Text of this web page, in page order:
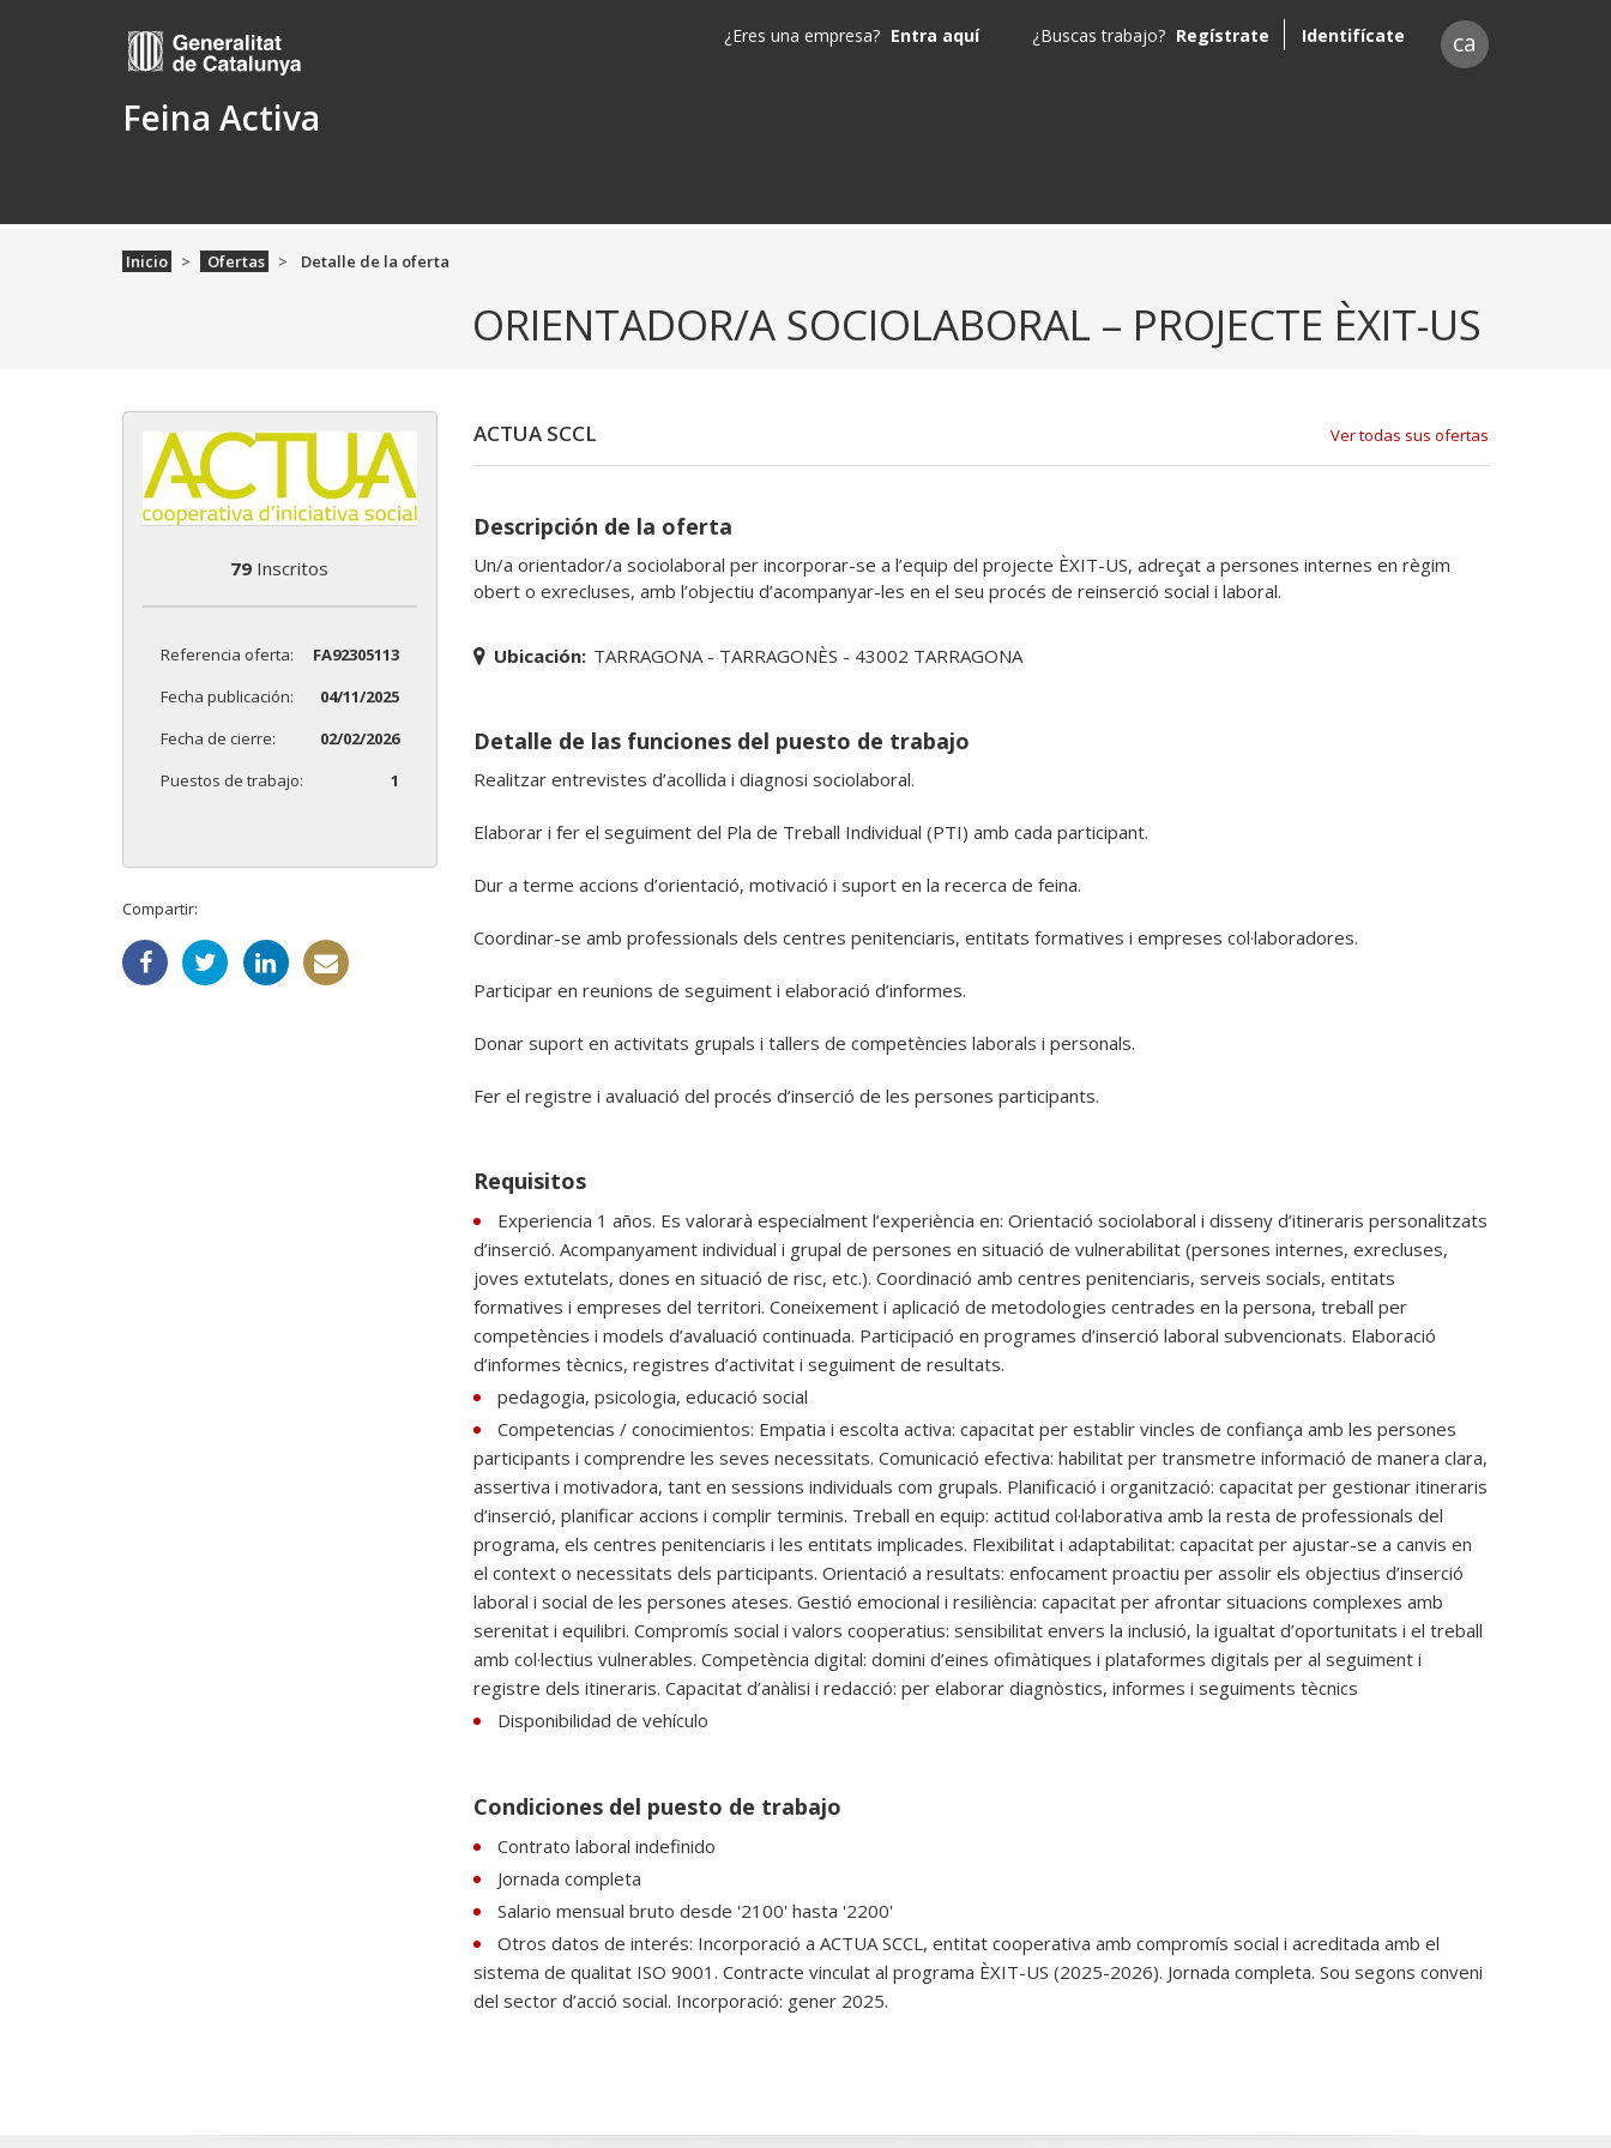
Feina Activa
¿Eres una empresa? Entra aquí ¿Buscas trabajo? Regístrate Identifícate ca
Inicio Ofertas Detalle de la oferta
ORIENTADOR/A SOCIOLABORAL – PROJECTE ÈXIT-US
79 Inscritos
Referencia oferta:
FA92305113
Fecha publicación:
04/11/2025
Fecha de cierre:
02/02/2026
Puestos de trabajo:
1
Compartir:
ACTUA SCCL Ver todas sus ofertas
Descripción de la oferta
Un/a orientador/a sociolaboral per incorporar-se a l’equip del projecte ÈXIT-US, adreçat a persones internes en règim
obert o exrecluses, amb l’objectiu d’acompanyar-les en el seu procés de reinserció social i laboral.
Ubicación: TARRAGONA - TARRAGONÈS - 43002 TARRAGONA
Detalle de las funciones del puesto de trabajo
Realitzar entrevistes d’acollida i diagnosi sociolaboral.
Elaborar i fer el seguiment del Pla de Treball Individual (PTI) amb cada participant.
Dur a terme accions d’orientació, motivació i suport en la recerca de feina.
Coordinar-se amb professionals dels centres penitenciaris, entitats formatives i empreses col·laboradores.
Participar en reunions de seguiment i elaboració d’informes.
Donar suport en activitats grupals i tallers de competències laborals i personals.
Fer el registre i avaluació del procés d’inserció de les persones participants.
Requisitos
Experiencia 1 años. Es valorarà especialment l’experiència en: Orientació sociolaboral i disseny d’itineraris personalitzats
d’inserció. Acompanyament individual i grupal de persones en situació de vulnerabilitat (persones internes, exrecluses,
joves extutelats, dones en situació de risc, etc.). Coordinació amb centres penitenciaris, serveis socials, entitats
formatives i empreses del territori. Coneixement i aplicació de metodologies centrades en la persona, treball per
competències i models d’avaluació continuada. Participació en programes d’inserció laboral subvencionats. Elaboració
d’informes tècnics, registres d’activitat i seguiment de resultats.
pedagogia, psicologia, educació social
Competencias / conocimientos: Empatia i escolta activa: capacitat per establir vincles de confiança amb les persones
participants i comprendre les seves necessitats. Comunicació efectiva: habilitat per transmetre informació de manera clara,
assertiva i motivadora, tant en sessions individuals com grupals. Planificació i organització: capacitat per gestionar itineraris
d’inserció, planificar accions i complir terminis. Treball en equip: actitud col·laborativa amb la resta de professionals del
programa, els centres penitenciaris i les entitats implicades. Flexibilitat i adaptabilitat: capacitat per ajustar-se a canvis en
el context o necessitats dels participants. Orientació a resultats: enfocament proactiu per assolir els objectius d’inserció
laboral i social de les persones ateses. Gestió emocional i resiliència: capacitat per afrontar situacions complexes amb
serenitat i equilibri. Compromís social i valors cooperatius: sensibilitat envers la inclusió, la igualtat d’oportunitats i el treball
amb col·lectius vulnerables. Competència digital: domini d’eines ofimàtiques i plataformes digitals per al seguiment i
registre dels itineraris. Capacitat d’anàlisi i redacció: per elaborar diagnòstics, informes i seguiments tècnics
Disponibilidad de vehículo
Condiciones del puesto de trabajo
Contrato laboral indefinido
Jornada completa
Salario mensual bruto desde '2100' hasta '2200'
Otros datos de interés: Incorporació a ACTUA SCCL, entitat cooperativa amb compromís social i acreditada amb el
sistema de qualitat ISO 9001. Contracte vinculat al programa ÈXIT-US (2025-2026). Jornada completa. Sou segons conveni
del sector d’acció social. Incorporació: gener 2025.